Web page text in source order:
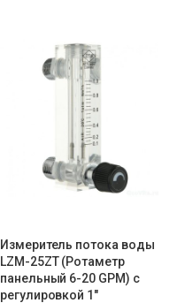
Измеритель потока воды
LZM-25ZT (Ротаметр
панельный 6-20 GPM) с
регулировкой 1″